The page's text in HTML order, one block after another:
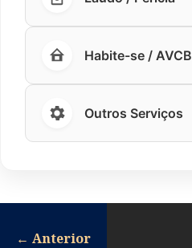
Habite-se / AVCB
Outros Serviços
← Anterior